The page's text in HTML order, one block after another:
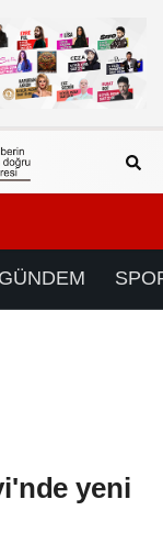
GÜNDEM
yeni